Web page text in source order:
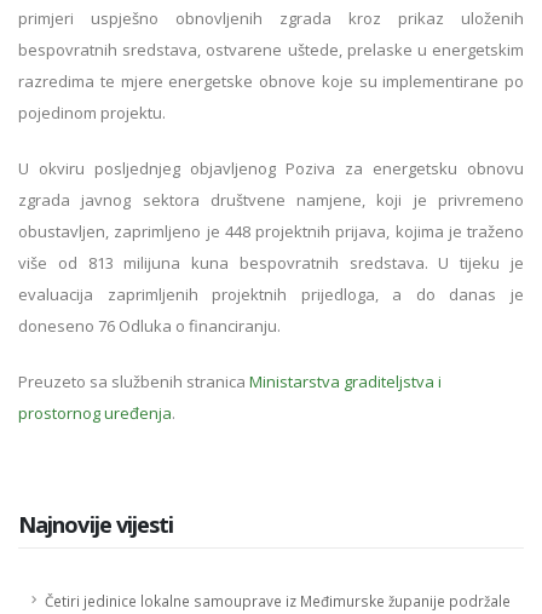
primjeri uspješno obnovljenih zgrada kroz prikaz uloženih
bespovratnih sredstava, ostvarene uštede, prelaske u energetskim
razredima te mjere energetske obnove koje su implementirane po
pojedinom projektu.
U okviru posljednjeg objavljenog Poziva za energetsku obnovu
zgrada javnog sektora društvene namjene, koji je privremeno
obustavljen, zaprimljeno je 448 projektnih prijava, kojima je traženo
više od 813 milijuna kuna bespovratnih sredstava. U tijeku je
evaluacija zaprimljenih projektnih prijedloga, a do danas je
doneseno 76 Odluka o financiranju.
Preuzeto sa službenih stranica Ministarstva graditeljstva i
prostornog uređenja.
Najnovije vijesti
Četiri jedinice lokalne samouprave iz Međimurske županije podržale